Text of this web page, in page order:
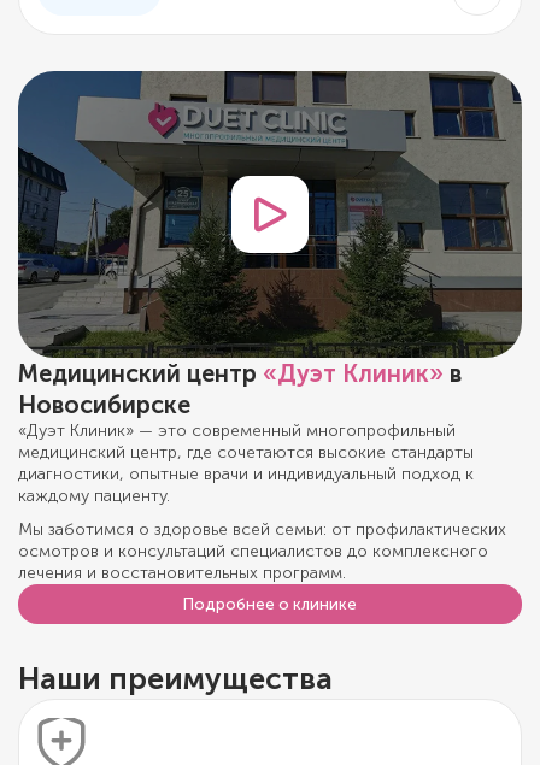
Медицинский центр «Дуэт Клиник» в
Новосибирске
«Дуэт Клиник» — это современный многопрофильный
медицинский центр, где сочетаются высокие стандарты
диагностики, опытные врачи и индивидуальный подход к
каждому пациенту.
Мы заботимся о здоровье всей семьи: от профилактических
осмотров и консультаций специалистов до комплексного
лечения и восстановительных программ.
Подробнее о клинике
Наши преимущества